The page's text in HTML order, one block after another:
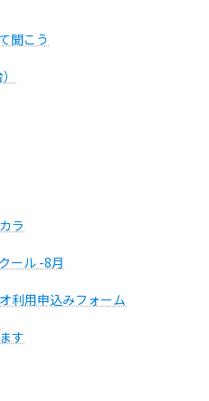
聞こう
ラ
ール -8月
利用申込みフォーム
す